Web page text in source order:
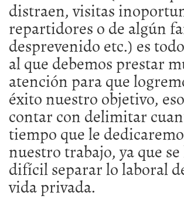
distraen, visitas
repartidores o de algún
desprevenido etc.) es
al que debemos prestar
atención para que
éxito nuestro objetivo,
contar con delimitar
tiempo que le
nuestro trabajo, ya que
difícil separar lo laboral
vida privada.